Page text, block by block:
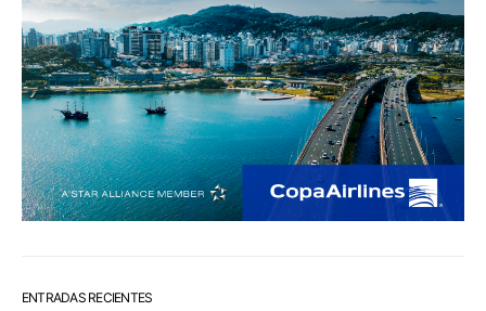
ENTRADAS RECIENTES